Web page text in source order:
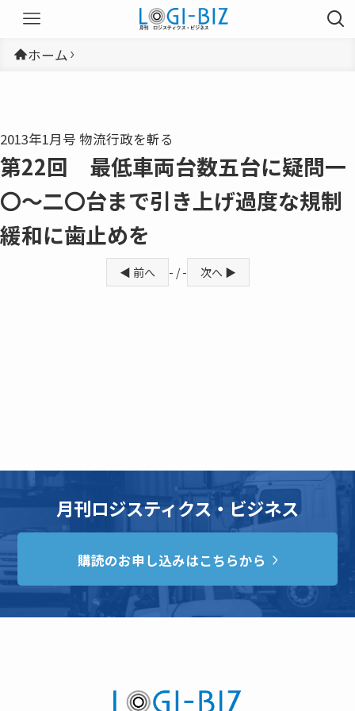
ホーム
2013年1月号 物流行政を斬る
第22回 最低車両台数五台に疑問一
〇〜二〇台まで引き上げ過度な規制
緩和に歯止めを
◀ 前へ - / - 次へ ▶
月刊ロジスティクス・ビジネス
購読のお申し込みはこちらから